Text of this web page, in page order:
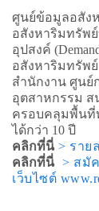
ศูนย์ข้อมูลอสัง
อสังหาริมทรัพย์
อุปสงค์
อสังหาริมทรัพ
สำนักงาน ศูนย์
อุตสาหกรรม
ครอบคลุมพื้นที่
ได้กว่า 10 ปี
คลิกที่นี่ > ราย
คลิกที่นี่ > สมั
เว็บไซต์